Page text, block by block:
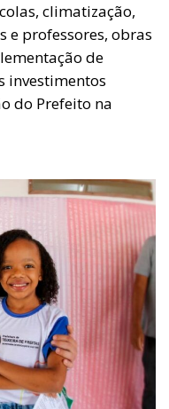
climatização,
e professores, obras
de
investimentos
do Prefeito na